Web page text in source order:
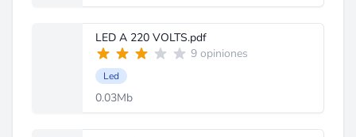
LED A 220 VOLTS.pdf
9 opiniones
Led
0.03Mb